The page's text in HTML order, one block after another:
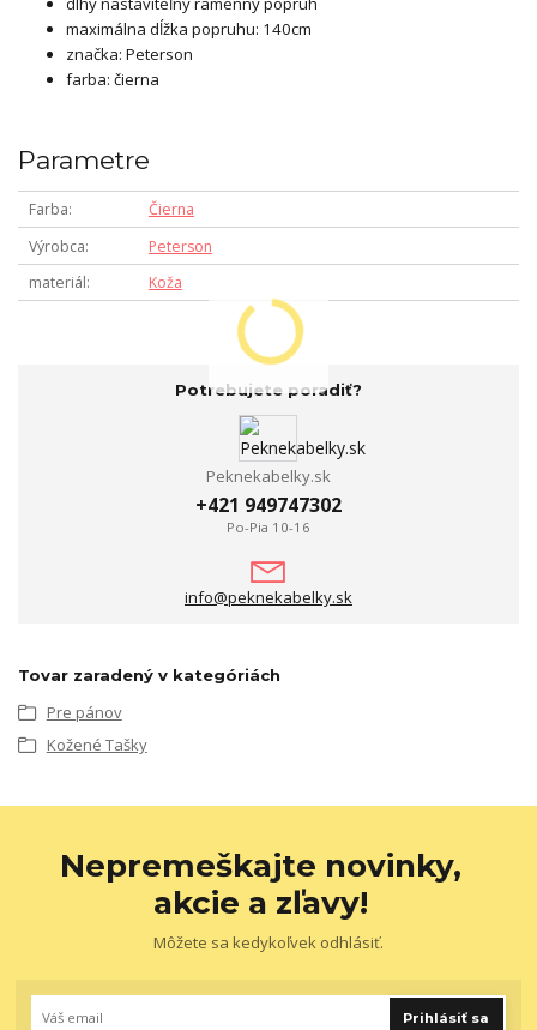
maximálna dĺžka popruhu: 140cm
značka: Peterson
farba: čierna
Parametre
Farba
Čierna
Výrobca
Peterson
materiál
Koža
Potrebujete poradiť?
Peknekabelky.sk
+421 949747302
Po-Pia 10-16
info@peknekabelky.sk
Tovar zaradený v kategóriách
Pre pánov
Kožené Tašky
Nepremeškajte novinky,
akcie a zľavy!
Môžete sa kedykoľvek odhlásiť.
Prihlásiť sa